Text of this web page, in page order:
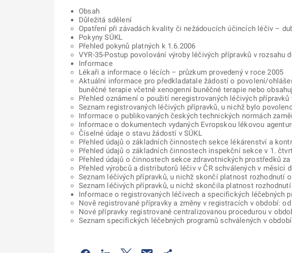
Obsah
Důležitá sdělení
Opatření při závadách kvality či nežádoucích účincích léčiv –
Pokyny SÚKL
Přehled pokynů platných k 1.6.2006
VYR-35-Postup povolování výroby léčivých přípravků v
Informace
Lékaři a informace o lécích – průzkum provedený v roce 2005
Aktuální informace pro předkladatale žádostí o povolení/
buněčné terapie včetně xenogenní buněčné terapie nebo
Přehled oznámení o použití neregistrovaných léčivých přípravků
Seznam registrovaných léčivých přípravků, u nichž bylo
Informace o publikovaných českých technických normách
Informace o dokumentech vydaných Evropskou lékovou
Číselné údaje o stavu žádostí v SÚKL
Přehled údajů o základních činnostech sekce lékárenství a
Přehled údajů o základních činnostech inspekční sekce v 1.
Přehled údajů o činnostech sekce zdravotnických prostředků
Přehled výrobců a distributorů léčiv v ČR schválených v měsíci
Seznam léčivých přípravků, u nichž skončí platnost rozhodnutí
Seznam léčivých přípravků, u nichž skončila platnost
Informace o registrovaných léčivech a specifických léčebných
Nově registrované přípravky a změny v registracích v období:
Nové přípravky registrované centralizovanou procedurou v
Seznam specifických léčebných programů schválených v